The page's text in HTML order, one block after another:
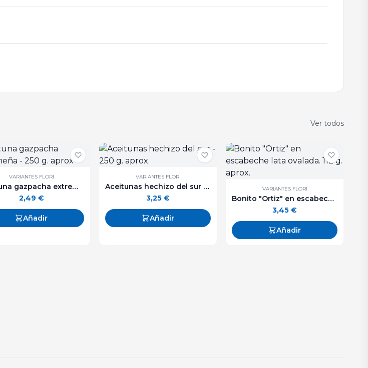
Ver todos
VARIANTES FLORI
Aceituna gazpacha extremeña - 250 g. aprox
2,49 €
Añadir
VARIANTES FLORI
Aceitunas hechizo del sur - 250 g. aprox.
3,25€
Añadir
VARIANTES FLORI
Bonito "Ortiz" en escabeche lata ovalada. 112 g. aprox.
3,45€
Añadir